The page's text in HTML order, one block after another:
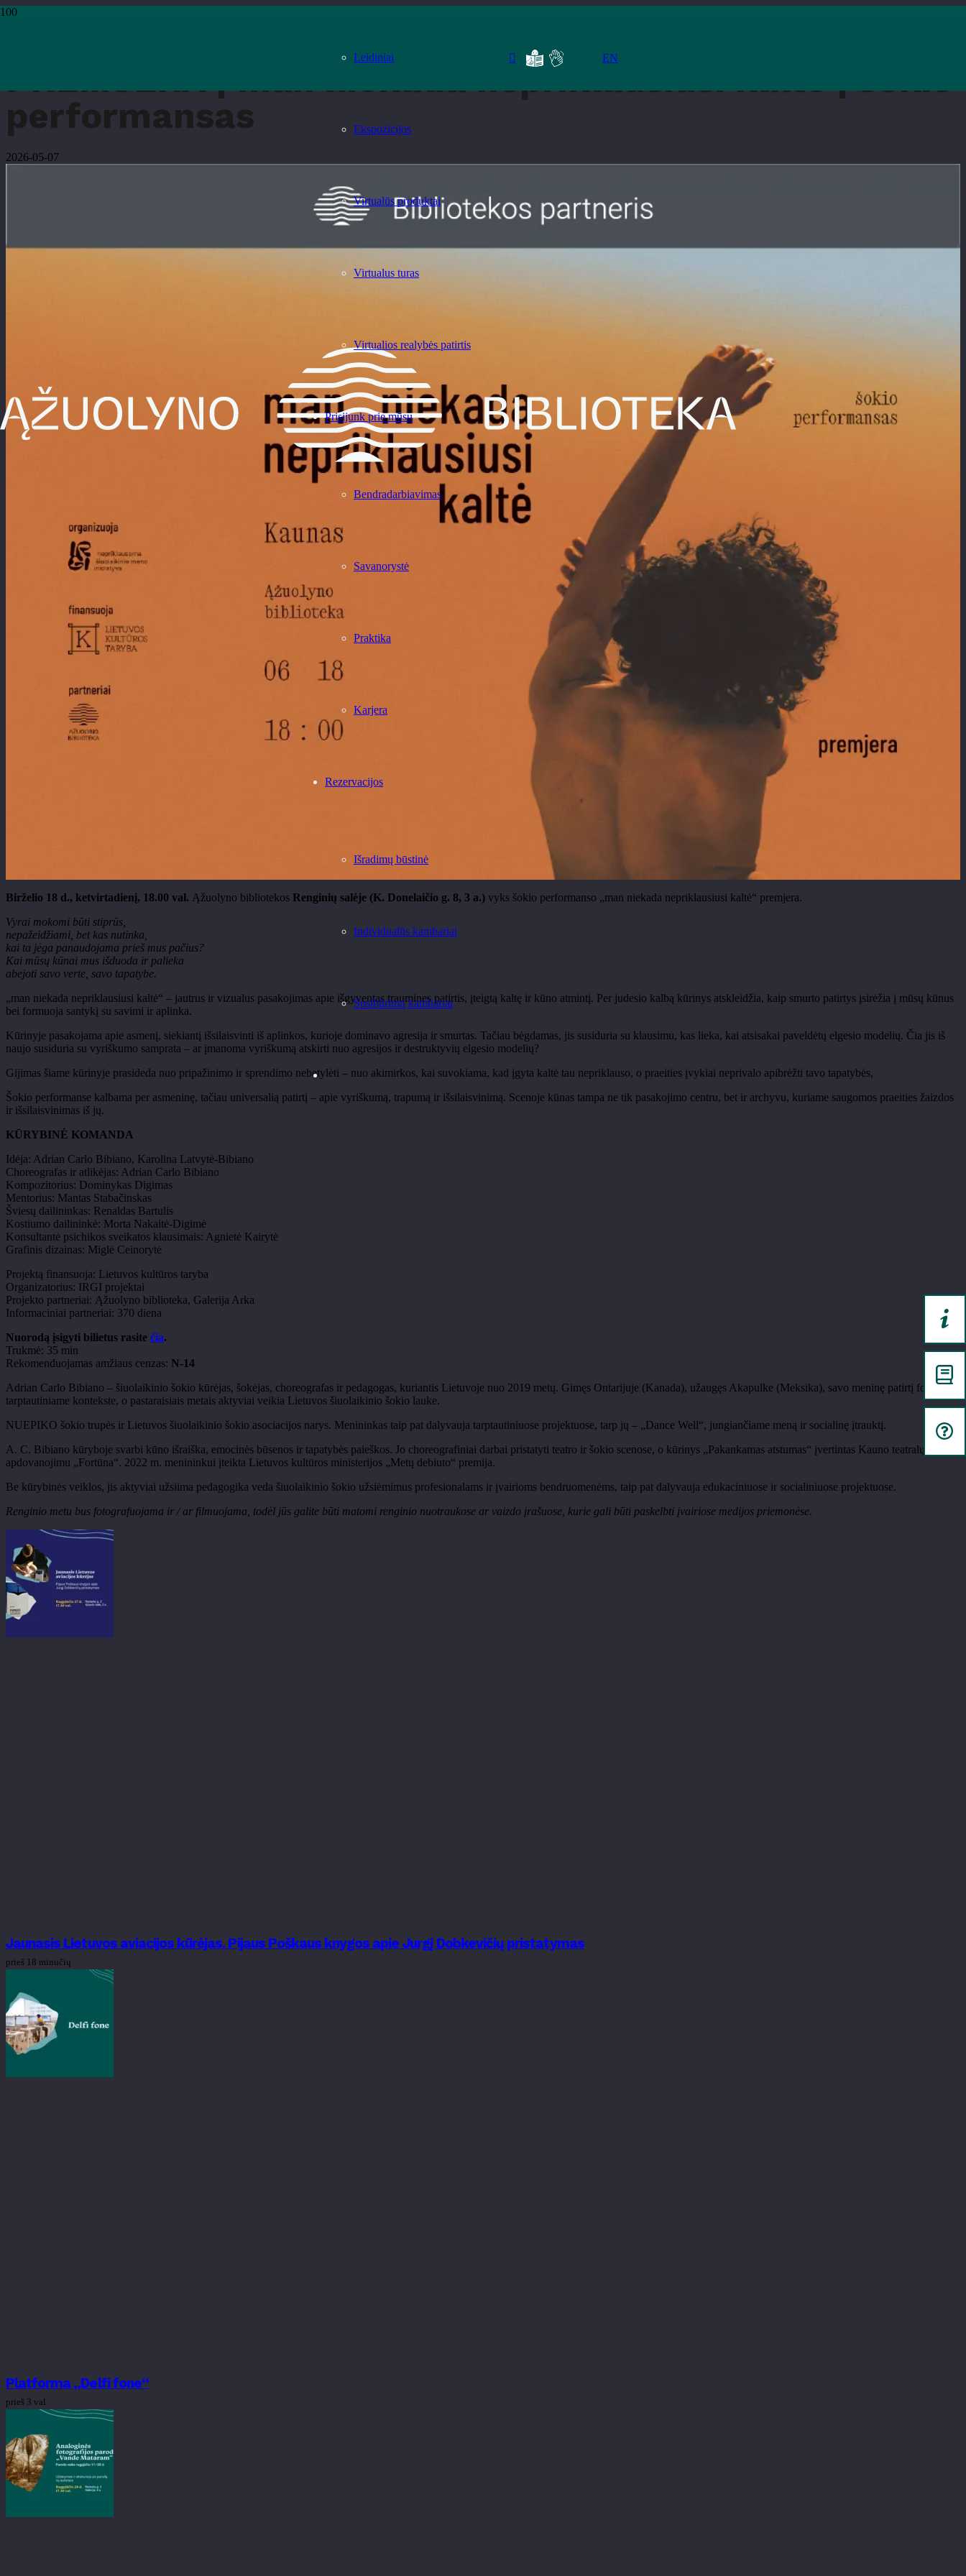
Leidiniai
Ekspozicijos
Virtualūs produktai
Virtualus turas
Virtualios realybės patirtis
Prisijunk prie mūsų
Bendradarbiavimas
Savanorystė
Praktika
Karjera
Rezervacijos
Išradimų būstinė
Individualūs kambariai
Susibūrimų kambariai
EN
Pradžia
PREMJERA | man niekada nepriklausiusi kaltė | šokio
performansas
2026-05-07
Birželio 18 d., ketvirtadienį, 18.00 val. Ąžuolyno bibliotekos Renginių salėje (K. Donelaičio g. 8, 3 a.) vyks šokio performanso „man niekada nepriklausiusi kaltė“ premjera.
Vyrai mokomi būti stiprūs,
nepažeidžiami, bet kas nutinka,
kai ta jėga panaudojama prieš mus pačius?
Kai mūsų kūnai mus išduoda ir palieka
abejoti savo verte, savo tapatybe.
„man niekada nepriklausiusi kaltė“ – jautrus ir vizualus pasakojimas apie išgyventas traumines patirtis, įteigtą kaltę ir kūno atmintį. Per judesio kalbą kūrinys atskleidžia, kaip smurto patirtys įsirėžia į mūsų kūnus
bei formuoja santykį su savimi ir aplinka.
Kūrinyje pasakojama apie asmenį, siekiantį išsilaisvinti iš aplinkos, kurioje dominavo agresija ir smurtas. Tačiau bėgdamas, jis susiduria su klausimu, kas lieka, kai atsisakai paveldėtų elgesio modelių. Čia jis iš
naujo susiduria su vyriškumo samprata – ar įmanoma vyriškumą atskirti nuo agresijos ir destruktyvių elgesio modelių?
Gijimas šiame kūrinyje prasideda nuo pripažinimo ir sprendimo nebetylėti – nuo akimirkos, kai suvokiama, kad įgyta kaltė tau nepriklauso, o praeities įvykiai neprivalo apibrėžti tavo tapatybės,
Šokio performanse kalbama per asmeninę, tačiau universalią patirtį – apie vyriškumą, trapumą ir išsilaisvinimą. Scenoje kūnas tampa ne tik pasakojimo centru, bet ir archyvu, kuriame saugomos praeities žaizdos
ir išsilaisvinimas iš jų.
KŪRYBINĖ KOMANDA
Idėja: Adrian Carlo Bibiano, Karolina Latvytė-Bibiano
Choreografas ir atlikėjas: Adrian Carlo Bibiano
Kompozitorius: Dominykas Digimas
Mentorius: Mantas Stabačinskas
Šviesų dailininkas: Renaldas Bartulis
Kostiumo dailininkė: Morta Nakaitė-Digimė
Konsultantė psichikos sveikatos klausimais: Agnietė Kairytė
Grafinis dizainas: Miglė Ceinorytė
Projektą finansuoja: Lietuvos kultūros taryba
Organizatorius: IRGI projektai
Projekto partneriai: Ąžuolyno biblioteka, Galerija Arka
Informaciniai partneriai: 370 diena
Nuorodą įsigyti bilietus rasite čia.
Trukmė: 35 min
Rekomenduojamas amžiaus cenzas: N-14
Adrian Carlo Bibiano – šiuolaikinio šokio kūrėjas, šokėjas, choreografas ir pedagogas, kuriantis Lietuvoje nuo 2019 metų. Gimęs Ontarijuje (Kanada), užaugęs Akapulke (Meksika), savo meninę patirtį formavo
tarptautiniame kontekste, o pastaraisiais metais aktyviai veikia Lietuvos šiuolaikinio šokio lauke.
NUEPIKO šokio trupės ir Lietuvos šiuolaikinio šokio asociacijos narys. Menininkas taip pat dalyvauja tarptautiniuose projektuose, tarp jų – „Dance Well“, jungiančiame meną ir socialinę įtrauktį.
A. C. Bibiano kūryboje svarbi kūno išraiška, emocinės būsenos ir tapatybės paieškos. Jo choreografiniai darbai pristatyti teatro ir šokio scenose, o kūrinys „Pakankamas atstumas“ įvertintas Kauno teatralų
apdovanojimu „Fortūna“. 2022 m. menininkui įteikta Lietuvos kultūros ministerijos „Metų debiuto“ premija.
Be kūrybinės veiklos, jis aktyviai užsiima pedagogika veda šiuolaikinio šokio užsiėmimus profesionalams ir įvairioms bendruomenėms, taip pat dalyvauja edukaciniuose ir socialiniuose projektuose.
Renginio metu bus fotografuojama ir / ar filmuojama, todėl jūs galite būti matomi renginio nuotraukose ar vaizdo įrašuose, kurie gali būti paskelbti įvairiose medijos priemonėse.
Jaunasis Lietuvos aviacijos kūrėjas. Pijaus Poškaus knygos apie Jurgį Dobkevičių pristatymas
prieš 18 minučių
Platforma „Delfi fone“
prieš 3 val